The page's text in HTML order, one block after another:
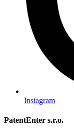
Instagram
PatentEnter s.r.o.